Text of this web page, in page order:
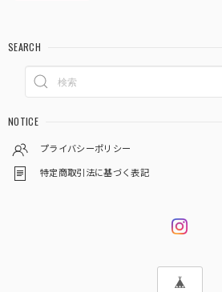
SEARCH
NOTICE
プライバシーポリシー
特定商取引法に基づく表記